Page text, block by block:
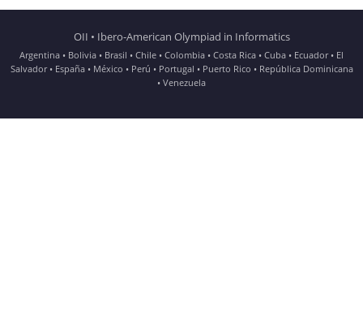
OII • Ibero-American Olympiad in Informatics
Argentina • Bolivia • Brasil • Chile • Colombia • Costa Rica • Cuba • Ecuador • El
Salvador • España • México • Perú • Portugal • Puerto Rico • República Dominicana
• Venezuela